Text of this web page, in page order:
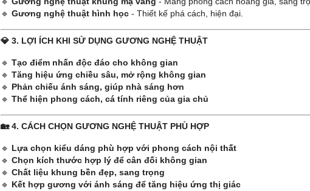
🔹 Gương nghệ thuật hình học - Thiết kế phá cách, hiện đại.
💎 3. LỢI ÍCH KHI SỬ DỤNG GƯƠNG NGHỆ THUẬT
🔹 Tạo điểm nhấn độc đáo cho không gian
🔹 Tăng hiệu ứng chiều sâu, mở rộng không gian
🔹 Phản chiếu ánh sáng, giúp nhà sáng hơn
🔹 Thể hiện phong cách, cá tính riêng của gia chủ
🏡 4. CÁCH CHỌN GƯƠNG NGHỆ THUẬT PHÙ HỢP
🔹 Lựa chọn kiểu dáng phù hợp với phong cách nội thất
🔹 Chọn kích thước hợp lý để cân đối không gian
🔹 Chất liệu khung bền đẹp, sang trọng
🔹 Kết hợp gương với ánh sáng để tăng hiệu ứng thị giác